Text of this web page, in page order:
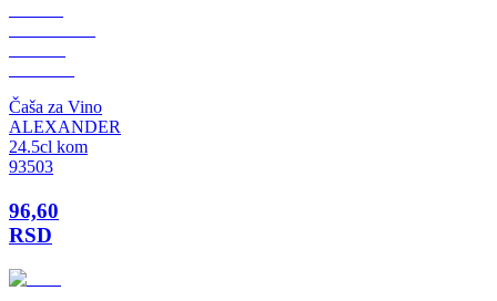
Čaša za Vino
ALEXANDER
24.5cl kom
93503
96,60
RSD